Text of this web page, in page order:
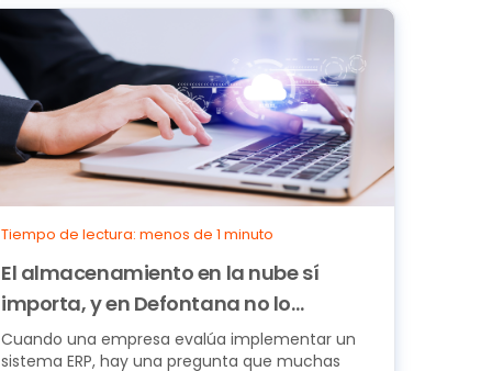
Tiempo de lectura: menos de 1 minuto
El almacenamiento en la nube sí
importa, y en Defontana no lo
cobramos
Cuando una empresa evalúa implementar un
sistema ERP, hay una pregunta que muchas